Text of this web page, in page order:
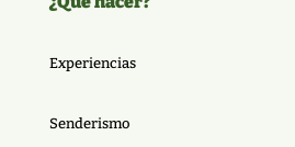
Experiencias
Senderismo